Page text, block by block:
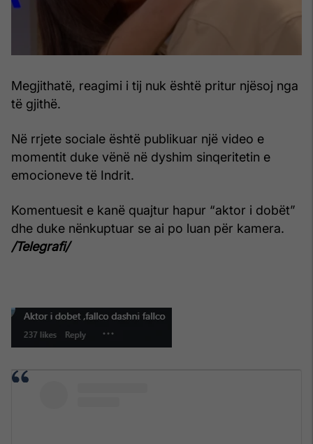
Megjithatë, reagimi i tij nuk është pritur njësoj nga
të gjithë.
Në rrjete sociale është publikuar një video e
momentit duke vënë në dyshim sinqeritetin e
emocioneve të Indrit.
Komentuesit e kanë quajtur hapur “aktor i dobët”
dhe duke nënkuptuar se ai po luan për kamera.
/Telegrafi/